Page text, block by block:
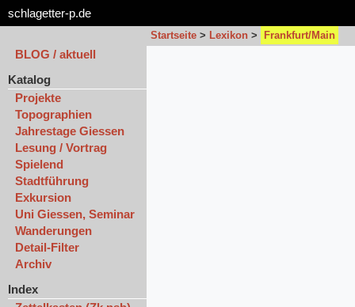
schlagetter-p.de
Startseite > Lexikon > Frankfurt/Main
BLOG / aktuell
Katalog
Projekte
Topographien
Jahrestage Giessen
Lesung / Vortrag
Spielend
Stadtführung
Exkursion
Uni Giessen, Seminar
Wanderungen
Detail-Filter
Archiv
Index